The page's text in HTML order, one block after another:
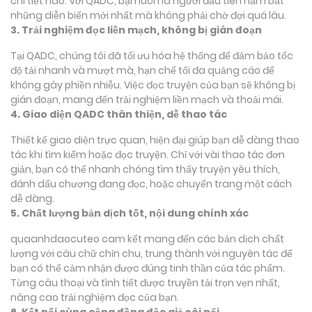
những diễn biến mới nhất mà không phải chờ đợi quá lâu.
3. Trải nghiệm đọc liền mạch, không bị gián đoạn
Tại QADC, chúng tôi đã tối ưu hóa hệ thống để đảm bảo tốc
độ tải nhanh và mượt mà, hạn chế tối đa quảng cáo để
không gây phiền nhiễu. Việc đọc truyện của bạn sẽ không bị
gián đoạn, mang đến trải nghiệm liền mạch và thoải mái.
4. Giao diện QADC thân thiện, dễ thao tác
Thiết kế giao diện trực quan, hiện đại giúp bạn dễ dàng thao
tác khi tìm kiếm hoặc đọc truyện. Chỉ với vài thao tác đơn
giản, bạn có thể nhanh chóng tìm thấy truyện yêu thích,
đánh dấu chương đang đọc, hoặc chuyển trang một cách
dễ dàng.
5. Chất lượng bản dịch tốt, nội dung chính xác
quaanhdaocuteo cam kết mang đến các bản dịch chất
lượng với câu chữ chỉn chu, trung thành với nguyên tác để
bạn có thể cảm nhận được đúng tinh thần của tác phẩm.
Từng câu thoại và tình tiết được truyền tải trọn vẹn nhất,
nâng cao trải nghiệm đọc của bạn.